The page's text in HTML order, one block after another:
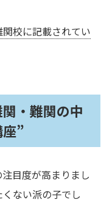
校に記載されてい
・難関の中
”
目度が高まりまし
ない派の子でし